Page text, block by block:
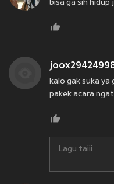
bisa ga sih hidup
kalo gak suka ya
pakek acara
Lagu taiii